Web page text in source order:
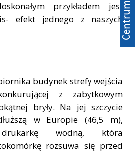
przykładem jest
efekt jednego z naszych
budynek strefy wejścia
z zabytkowym
bryły. Na jej szczycie
w Europie (46,5 m),
wodną, która
rozsuwa się przed